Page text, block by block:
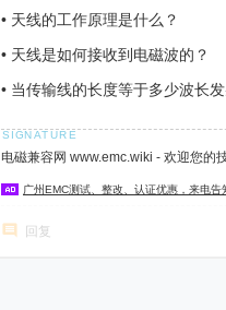
• 天线的工作原理是什么？
• 天线是如何接收到电磁波的？
• 当传输线的长度等于多少波长
电磁兼容网 www.emc.wiki - 欢迎您的
广州EMC测试、整改、认证优惠，来电
回复